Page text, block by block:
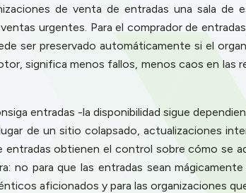
de venta de entradas una sala de
urgentes. Para el comprador de
ser preservado automáticamente si el
significa menos fallos, menos caos en
entradas -la disponibilidad sigue
de un sitio colapsado, actualizaciones
obtienen el control sobre cómo se
no para que las entradas sean
aficionados y para las organizaciones